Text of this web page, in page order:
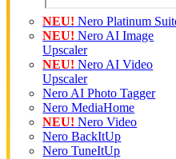
NEU! Nero Platinum
NEU! Nero AI Image
Upscaler
NEU! Nero AI Video
Upscaler
Nero AI Photo Tagger
Nero MediaHome
NEU! Nero Video
Nero BackItUp
Nero TuneItUp
NEU: Nero Motion
KI verfolgt Gesichter
unkenntlich.
€ 39,96€ 49,95